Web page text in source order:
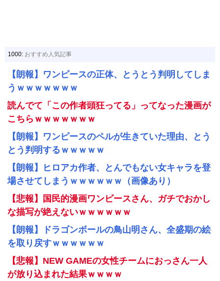
1000: おすすめ人気記事
【朗報】ワンピースの正体、とうとう判明してしま
うｗｗｗｗｗｗｗ
読んでて「この作者頭狂ってる」ってなった漫画が
こちらｗｗｗｗｗｗｗ
【朗報】ワンピースのペルが生きていた理由、とう
とう判明するｗｗｗｗｗ
【朗報】ヒロアカ作者、とんでもない女キャラを登
場させてしまうｗｗｗｗｗｗ（画像あり）
【悲報】国民的漫画ワンピースさん、ガチでおかし
な描写が絶えないｗｗｗｗｗｗ
【朗報】ドラゴンボールの鳥山明さん、全盛期の絵
を取り戻すｗｗｗｗｗｗ
【悲報】NEW GAMEの女性チームにおっさん一人
が放り込まれた結果ｗｗｗｗ